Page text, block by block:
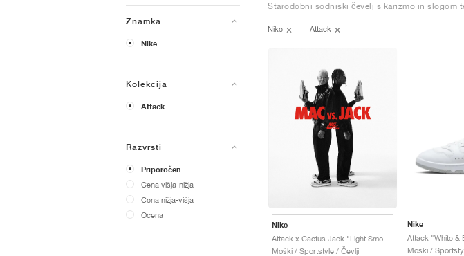
Znamka
Nike
Kolekcija
Attack
Razvrsti
Priporočen
Cena višja-nižja
Cena nižja-višja
Ocena
Starodobni sodniški čevelj s karizmo in slogom
Nike Attack
Nike
Moški / Sportstyle / Čevlji
Nike
Attack "White &
Moški /